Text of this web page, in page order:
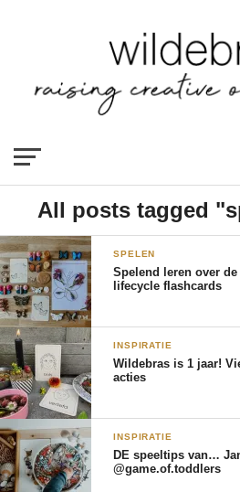
All posts tagged
SPELEN
Spelend leren over
lifecycle flashcards
INSPIRATIE
Wildebras is 1 jaar!
acties
INSPIRATIE
DE speeltips van…
@game.of.toddlers